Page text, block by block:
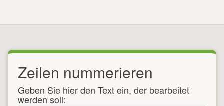
Zeilen nummerieren
Geben Sie hier den Text ein, der bearbeitet
werden soll: